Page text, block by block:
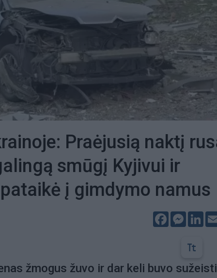
Praėjusią naktį
smūgį Kyjivui ir
į gimdymo namus
Facebook
žmogus žuvo ir dar keli buvo